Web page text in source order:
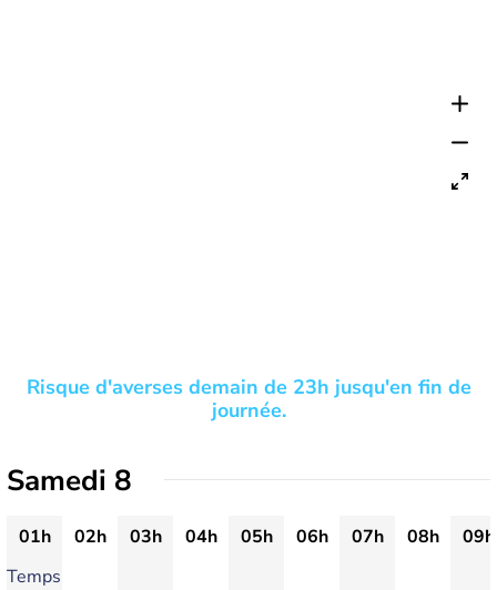
Risque d'averses demain de 23h jusqu'en fin de
journée.
Samedi 8
01h 02h 03h 04h 05h 06h 07h 08h
09h
Temps